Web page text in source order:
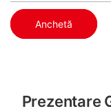
Anchetă
Prezentare